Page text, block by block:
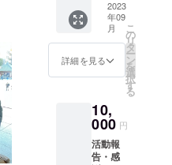
ださ
い。
（ニッ
クネー
ム可・
のは不
可・ご
記入い
ただい
た方の
タオル
を１枚
送らせ
ていた
だきま
す。 ※
動画は
に添付
して送
らせて
いただ
きま
2023
年09
月
詳細を見る
こ
の
リ
タ
ー
ン
を
選
択
す
る
10,
000 円
活動報
告・感